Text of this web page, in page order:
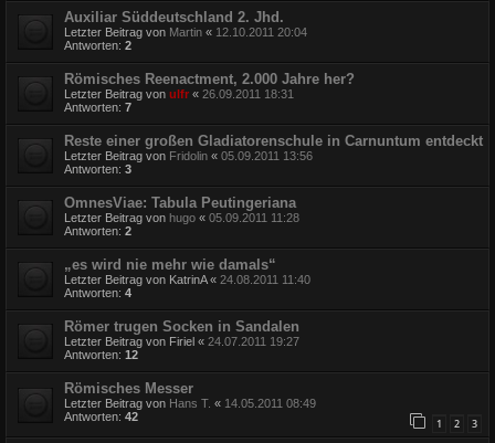
Auxiliar Süddeutschland 2. Jhd.
Letzter Beitrag von Martin « 12.10.2011 20:04
Antworten: 2
Römisches Reenactment, 2.000 Jahre her?
Letzter Beitrag von ulfr « 26.09.2011 18:31
Antworten: 7
Reste einer großen Gladiatorenschule in Carnuntum entdeckt
Letzter Beitrag von Fridolin « 05.09.2011 13:56
Antworten: 3
OmnesViae: Tabula Peutingeriana
Letzter Beitrag von hugo « 05.09.2011 11:28
Antworten: 2
„es wird nie mehr wie damals“
Letzter Beitrag von KatrinA« 24.08.2011 11:40
Antworten: 4
Römer trugen Socken in Sandalen
Letzter Beitrag von Firiel « 24.07.2011 19:27
Antworten: 12
Römisches Messer
Letzter Beitrag von Hans T. « 14.05.2011 08:49
Antworten: 42 1 2 3